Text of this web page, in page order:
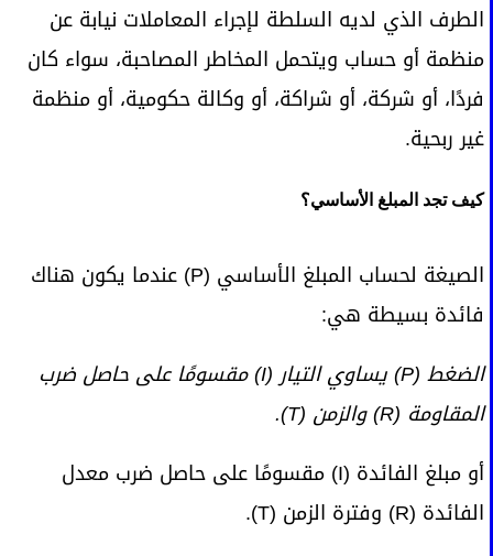
الطرف الذي لديه السلطة لإجراء المعاملات نيابة عن
منظمة أو حساب ويتحمل المخاطر المصاحبة، سواء كان
فردًا، أو شركة، أو شراكة، أو وكالة حكومية، أو منظمة
غير ربحية.
كيف تجد المبلغ الأساسي؟
الصيغة لحساب المبلغ الأساسي (P) عندما يكون هناك
فائدة بسيطة هي:
الضغط (P) يساوي التيار (I) مقسومًا على حاصل ضرب
المقاومة (R) والزمن (T).
أو مبلغ الفائدة (I) مقسومًا على حاصل ضرب معدل
الفائدة (R) وفترة الزمن (T).